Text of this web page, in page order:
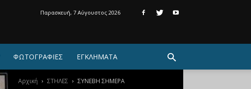
Παρασκευή, 7 Αύγουστος 2026
ΦΩΤΟΓΡΑΦΙΕΣ ΕΓΚΛΗΜΑΤΑ
Αρχική ΣΤΗΛΕΣ ΣΥΝΕΒΗ ΣΗΜΕΡΑ